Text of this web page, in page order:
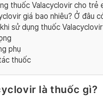
thuốc Valacyclovir cho trẻ
giá bao nhiêu? Ở đâu
sử dụng thuốc Valacyclovir
phụ
thuốc
là thuốc gì?